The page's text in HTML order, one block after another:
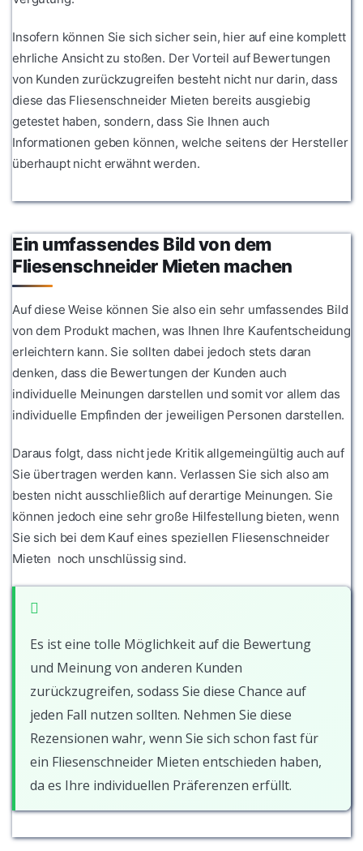
Insofern können Sie sich sicher sein, hier auf eine komplett
ehrliche Ansicht zu stoßen. Der Vorteil auf Bewertungen
von Kunden zurückzugreifen besteht nicht nur darin, dass
diese das Fliesenschneider Mieten bereits ausgiebig
getestet haben, sondern, dass Sie Ihnen auch
Informationen geben können, welche seitens der Hersteller
überhaupt nicht erwähnt werden.
Ein umfassendes Bild von dem
Fliesenschneider Mieten machen
Auf diese Weise können Sie also ein sehr umfassendes Bild
von dem Produkt machen, was Ihnen Ihre Kaufentscheidung
erleichtern kann. Sie sollten dabei jedoch stets daran
denken, dass die Bewertungen der Kunden auch
individuelle Meinungen darstellen und somit vor allem das
individuelle Empfinden der jeweiligen Personen darstellen.
Daraus folgt, dass nicht jede Kritik allgemeingültig auch auf
Sie übertragen werden kann. Verlassen Sie sich also am
besten nicht ausschließlich auf derartige Meinungen. Sie
können jedoch eine sehr große Hilfestellung bieten, wenn
Sie sich bei dem Kauf eines speziellen Fliesenschneider
Mieten noch unschlüssig sind.
Es ist eine tolle Möglichkeit auf die Bewertung
und Meinung von anderen Kunden
zurückzugreifen, sodass Sie diese Chance auf
jeden Fall nutzen sollten. Nehmen Sie diese
Rezensionen wahr, wenn Sie sich schon fast für
ein Fliesenschneider Mieten entschieden haben,
da es Ihre individuellen Präferenzen erfüllt.